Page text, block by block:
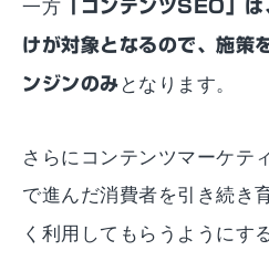
一方 「コンテンツSEO」
けが対象となるので、施策
ンジンのみ となります。
さらにコンテンツマーケテ
で進んだ消費者を引き続き
く利用してもらうようにす